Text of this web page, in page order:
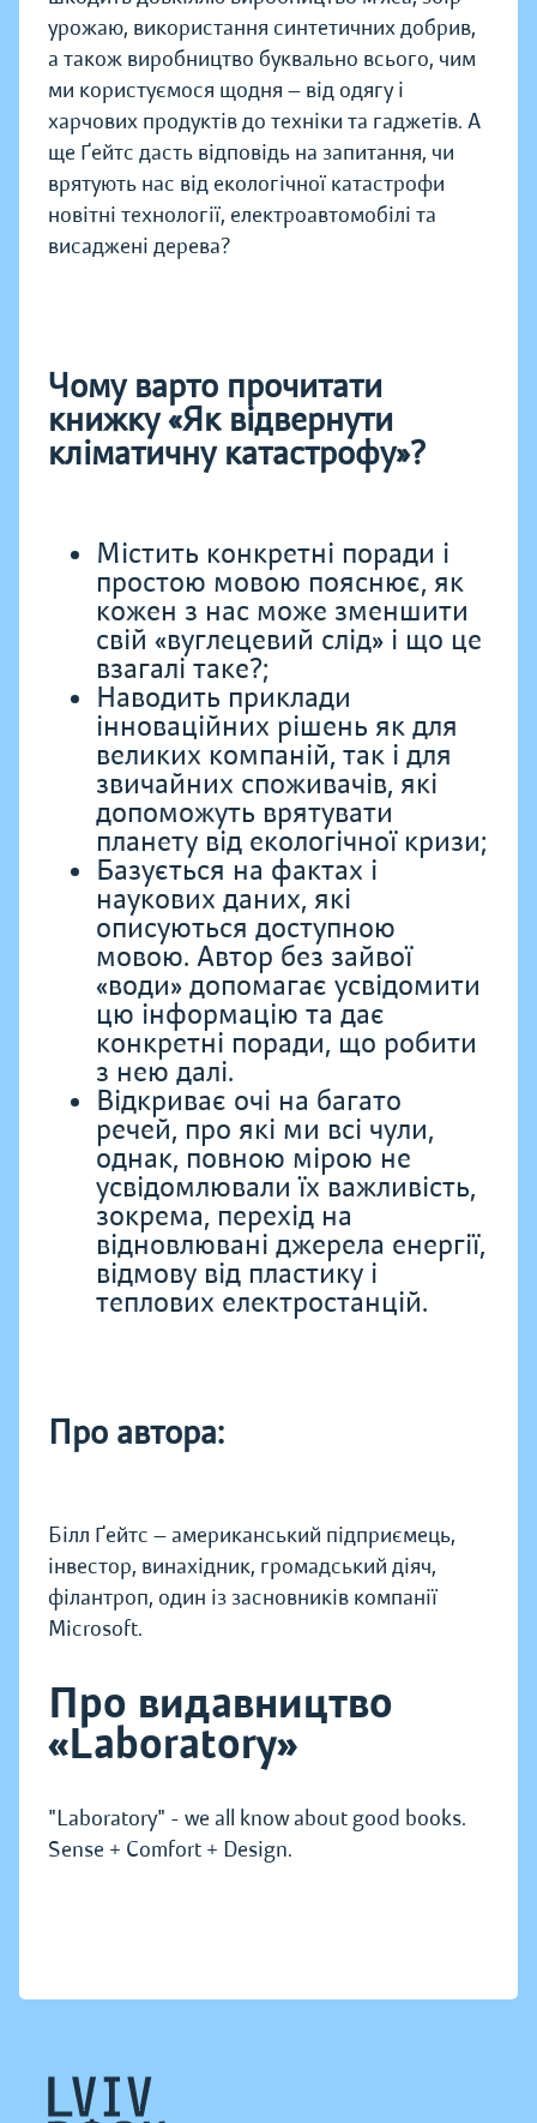
урожаю, використання синтетичних добрив,
а також виробництво буквально всього, чим
ми користуємося щодня — від одягу і
харчових продуктів до техніки та гаджетів. А
ще Ґейтс дасть відповідь на запитання, чи
врятують нас від екологічної катастрофи
новітні технології, електроавтомобілі та
висаджені дерева?
Чому варто прочитати
книжку «Як відвернути
кліматичну катастрофу»?
Містить конкретні поради і
простою мовою пояснює, як
кожен з нас може зменшити
свій «вуглецевий слід» і що це
взагалі таке?;
Наводить приклади
інноваційних рішень як для
великих компаній, так і для
звичайних споживачів, які
допоможуть врятувати
планету від екологічної кризи;
Базується на фактах і
наукових даних, які
описуються доступною
мовою. Автор без зайвої
«води» допомагає усвідомити
цю інформацію та дає
конкретні поради, що робити
з нею далі.
Відкриває очі на багато
речей, про які ми всі чули,
однак, повною мірою не
усвідомлювали їх важливість,
зокрема, перехід на
відновлювані джерела енергії,
відмову від пластику і
теплових електростанцій.
Про автора:
Білл Ґейтс — американський підприємець,
інвестор, винахідник, громадський діяч,
філантроп, один із засновників компанії
Microsoft.
Про видавництво
«Laboratory»
"Laboratory" - we all know about good books.
Sense + Comfort + Design.